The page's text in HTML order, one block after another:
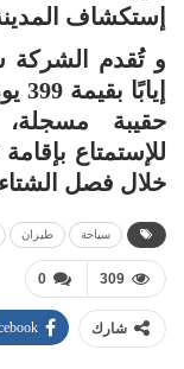
إستكشاف
و تُقدم الشركة
حقيبة
للإستمتاع
خلال فصل
سياحة طيران
0 309
شارك